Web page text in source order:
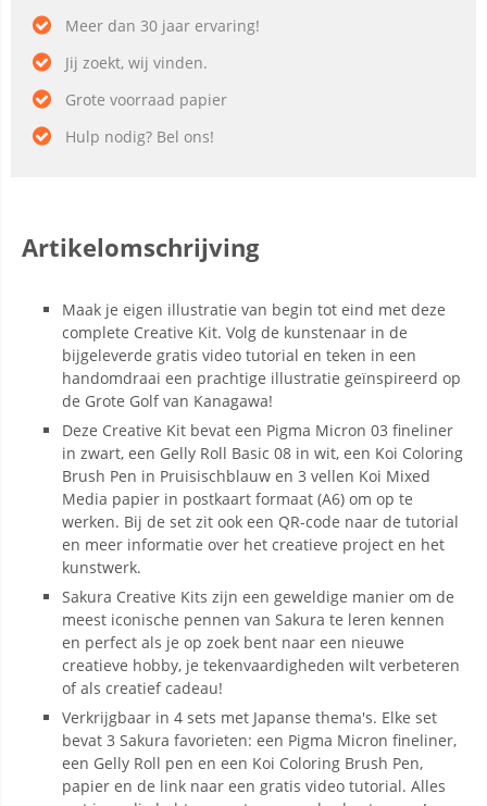
Meer dan 30 jaar ervaring!
Jij zoekt, wij vinden.
Grote voorraad papier
Hulp nodig? Bel ons!
Artikelomschrijving
Maak je eigen illustratie van begin tot eind met deze
complete Creative Kit. Volg de kunstenaar in de
bijgeleverde gratis video tutorial en teken in een
handomdraai een prachtige illustratie geïnspireerd op
de Grote Golf van Kanagawa!
Deze Creative Kit bevat een Pigma Micron 03 fineliner
in zwart, een Gelly Roll Basic 08 in wit, een Koi Coloring
Brush Pen in Pruisischblauw en 3 vellen Koi Mixed
Media papier in postkaart formaat (A6) om op te
werken. Bij de set zit ook een QR-code naar de tutorial
en meer informatie over het creatieve project en het
kunstwerk.
Sakura Creative Kits zijn een geweldige manier om de
meest iconische pennen van Sakura te leren kennen
en perfect als je op zoek bent naar een nieuwe
creatieve hobby, je tekenvaardigheden wilt verbeteren
of als creatief cadeau!
Verkrijgbaar in 4 sets met Japanse thema's. Elke set
bevat 3 Sakura favorieten: een Pigma Micron fineliner,
een Gelly Roll pen en een Koi Coloring Brush Pen,
papier en de link naar een gratis video tutorial. Alles